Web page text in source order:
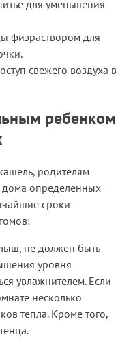
для уменьшения
физраствором для
свежего воздуха в
ребенком
родителям
дома определенных
сроки
не должен быть
уровня
увлажнителем. Если
несколько
тепла. Кроме того,